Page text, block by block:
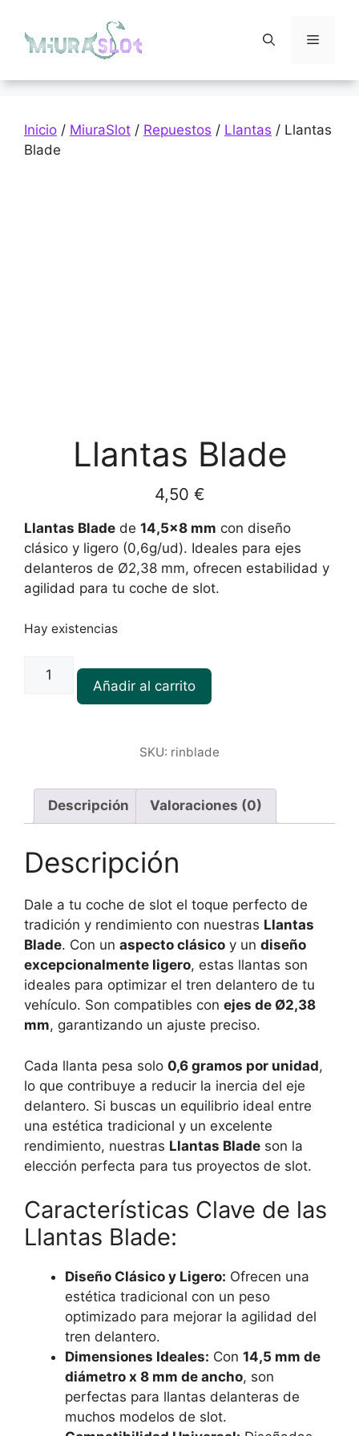
contenido
Menú
Inicio / MiuraSlot / Repuestos / Llantas / Llantas
Blade
Llantas Blade
4,50 €
Llantas Blade de 14,5×8 mm con diseño
clásico y ligero (0,6g/ud). Ideales para ejes
delanteros de Ø2,38 mm, ofrecen estabilidad y
agilidad para tu coche de slot.
Hay existencias
Blade
cantidad
Añadir al carrito
SKU: rinblade
Descripción Valoraciones (0)
Descripción
Dale a tu coche de slot el toque perfecto de
tradición y rendimiento con nuestras Llantas
Blade. Con un aspecto clásico y un diseño
excepcionalmente ligero, estas llantas son
ideales para optimizar el tren delantero de tu
vehículo. Son compatibles con ejes de Ø2,38
mm, garantizando un ajuste preciso.
Cada llanta pesa solo 0,6 gramos por unidad,
lo que contribuye a reducir la inercia del eje
delantero. Si buscas un equilibrio ideal entre
una estética tradicional y un excelente
rendimiento, nuestras Llantas Blade son la
elección perfecta para tus proyectos de slot.
Características Clave de las
Llantas Blade:
Diseño Clásico y Ligero: Ofrecen una
estética tradicional con un peso
optimizado para mejorar la agilidad del
tren delantero.
Dimensiones Ideales: Con 14,5 mm de
diámetro x 8 mm de ancho, son
perfectas para llantas delanteras de
muchos modelos de slot.